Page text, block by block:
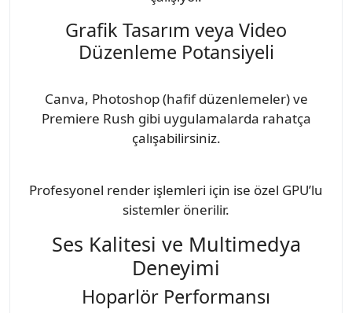
Grafik Tasarım veya Video
Düzenleme Potansiyeli
Canva, Photoshop (hafif düzenlemeler) ve
Premiere Rush gibi uygulamalarda rahatça
çalışabilirsiniz.
Profesyonel render işlemleri için ise özel GPU’lu
sistemler önerilir.
Ses Kalitesi ve Multimedya
Deneyimi
Hoparlör Performansı